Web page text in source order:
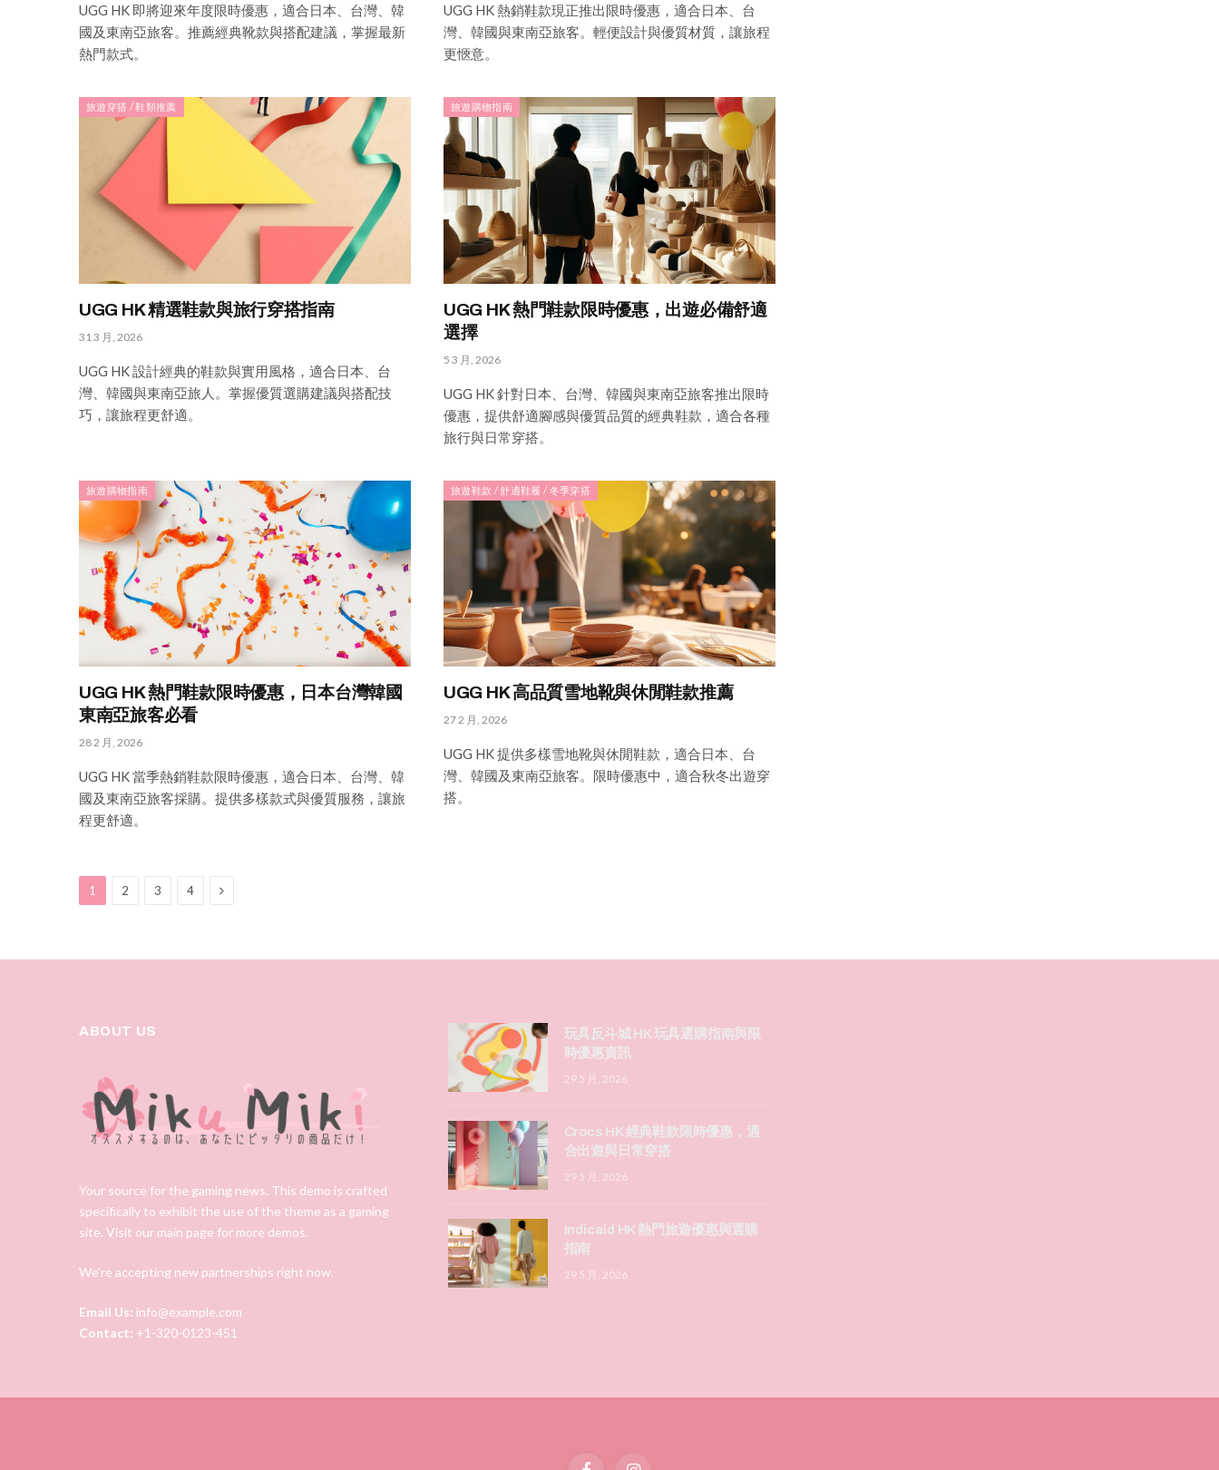
UGG HK 即將迎來年度限時優惠，適合日本、台灣、韓
國及東南亞旅客。推薦經典靴款與搭配建議，掌握最新
熱門款式。
UGG HK 熱銷鞋款現正推出限時優惠，適合日本、台
灣、韓國與東南亞旅客。輕便設計與優質材質，讓旅程
更愜意。
旅遊穿搭 / 鞋類推薦
UGG HK 精選鞋款與旅行穿搭指南
31 3 月, 2026
UGG HK 設計經典的鞋款與實用風格，適合日本、台
灣、韓國與東南亞旅人。掌握優質選購建議與搭配技
巧，讓旅程更舒適。
旅遊購物指南
UGG HK 熱門鞋款限時優惠，出遊必備舒適
選擇
5 3 月, 2026
UGG HK 針對日本、台灣、韓國與東南亞旅客推出限時
優惠，提供舒適腳感與優質品質的經典鞋款，適合各種
旅行與日常穿搭。
旅遊購物指南
UGG HK 熱門鞋款限時優惠，日本台灣韓國
東南亞旅客必看
28 2 月, 2026
UGG HK 當季熱銷鞋款限時優惠，適合日本、台灣、韓
國及東南亞旅客採購。提供多樣款式與優質服務，讓旅
程更舒適。
旅遊鞋款 / 舒適鞋履 / 冬季穿搭
UGG HK 高品質雪地靴與休閒鞋款推薦
27 2 月, 2026
UGG HK 提供多樣雪地靴與休閒鞋款，適合日本、台
灣、韓國及東南亞旅客。限時優惠中，適合秋冬出遊穿
搭。
1 2 3 4 Next
ABOUT US
Your source for the gaming news. This demo is crafted
specifically to exhibit the use of the theme as a gaming
site. Visit our main page for more demos.
We're accepting new partnerships right now.
Email Us: info@example.com
Contact: +1-320-0123-451
玩具反斗城 HK 玩具選購指南與限
時優惠資訊
29 5 月, 2026
Crocs HK 經典鞋款限時優惠，適
合出遊與日常穿搭
29 5 月, 2026
Indicaid HK 熱門旅遊優惠與選購
指南
29 5 月, 2026